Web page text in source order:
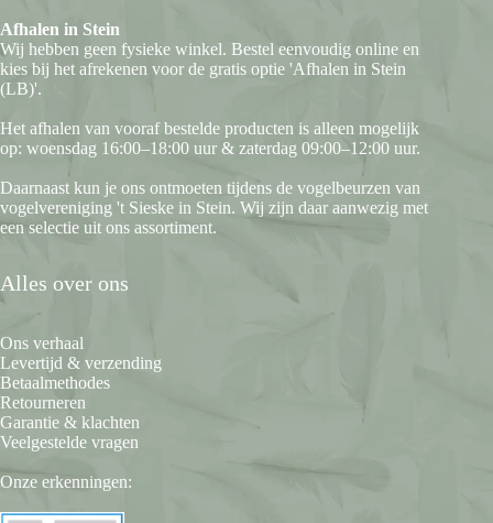
Afhalen in Stein
Wij hebben geen fysieke winkel. Bestel eenvoudig online en
kies bij het afrekenen voor de gratis optie 'Afhalen in Stein
(LB)'.
Het afhalen van vooraf bestelde producten is alleen mogelijk
op: woensdag 16:00–18:00 uur & zaterdag 09:00–12:00 uur.
Daarnaast kun je ons ontmoeten tijdens de vogelbeurzen van
vogelvereniging 't Sieske in Stein. Wij zijn daar aanwezig met
een selectie uit ons assortiment.
Alles over ons
Ons verhaal
Levertijd & verzending
Betaalmethodes
Retourneren
Garantie & klachten
Veelgestelde vragen
Onze erkenningen: